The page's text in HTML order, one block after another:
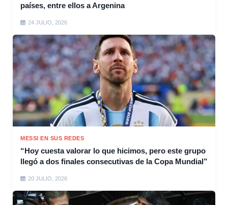
países, entre ellos a Argenina
24 JULIO, 2026
MESSI EN SUS REDES
“Hoy cuesta valorar lo que hicimos, pero este grupo
llegó a dos finales consecutivas de la Copa Mundial”
20 JULIO, 2026